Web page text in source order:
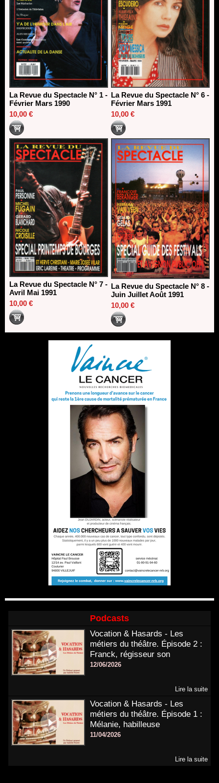
La Revue du Spectacle N° 1 -
Février Mars 1990
10,00 €
La Revue du Spectacle N° 6 -
Février Mars 1991
10,00 €
La Revue du Spectacle N° 7 -
Avril Mai 1991
10,00 €
La Revue du Spectacle N° 8 -
Juin Juillet Août 1991
10,00 €
Podcasts
Vocation & Hasards - Les
métiers du théâtre. Épisode 2 :
Franck, régisseur son
12/06/2026
Lire la suite
Vocation & Hasards - Les
métiers du théâtre. Épisode 1 :
Mélanie, habilleuse
11/04/2026
Lire la suite